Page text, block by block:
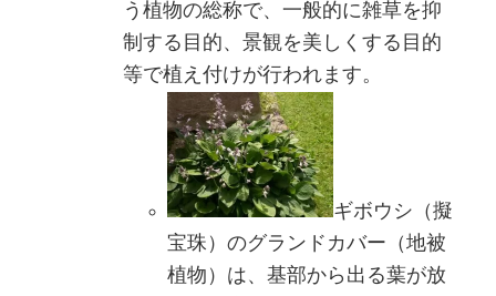
う植物の総称で、一般的に雑草を抑
制する目的、景観を美しくする目的
等で植え付けが行われます。
ギボウシ（擬
宝珠）のグランドカバー（地被
植物）は、基部から出る葉が放